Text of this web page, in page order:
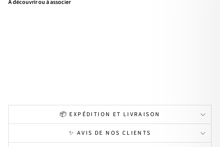
À découvrir ou à associer
📦 EXPÉDITION ET LIVRAISON
✨ AVIS DE NOS CLIENTS